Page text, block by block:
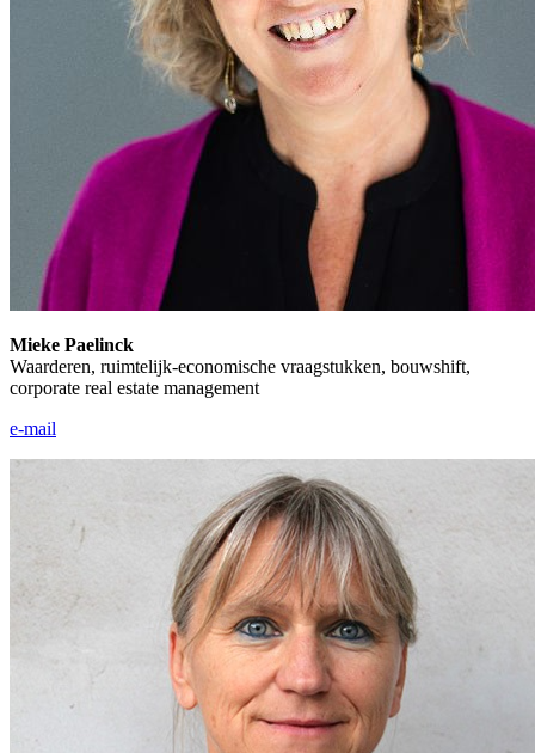
Mieke Paelinck
Waarderen, ruimtelijk-economische vraagstukken, bouwshift,
corporate real estate management
e-mail